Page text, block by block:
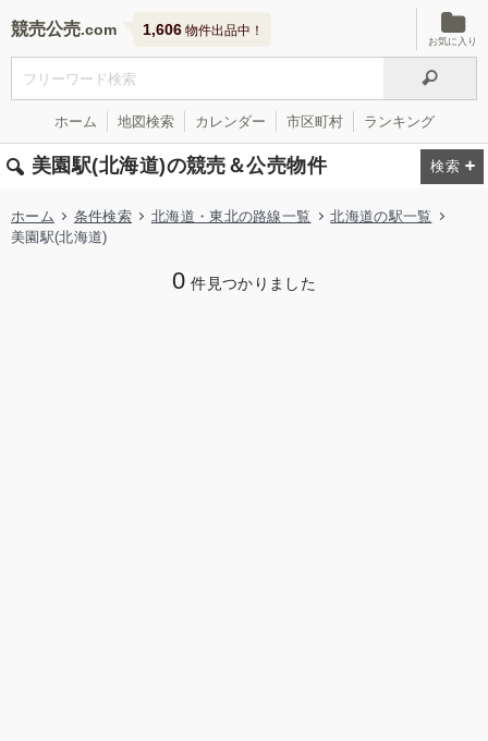
競売公売 1,606 物件出品中！
お気に入り
ホーム 地図検索 カレンダー 市区町村 ランキング
美園駅(北海道)の競売＆公売物件
ホーム 条件検索 北海道・東北の路線一覧
北海道の駅一覧
美園駅(北海道)
0 件見つかりました